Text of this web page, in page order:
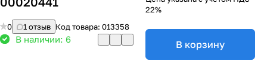
0 1 отзыв Код товара: 013358
В наличии: 6
22%
В корзину